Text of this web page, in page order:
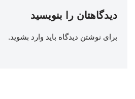
دیدگاهتان را بنویسید
برای نوشتن دیدگاه باید وارد بشوید.